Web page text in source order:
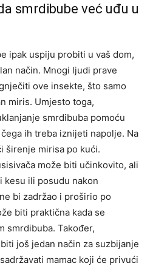
smrdibube već uđu u
ipak uspiju probiti u vaš dom,
način. Mnogi ljudi prave
ove insekte, što samo
miris. Umjesto toga,
smrdibuba pomoću
ih treba iznijeti napolje. Na
širenje mirisa po kući.
može biti učinkovito, ali
kesu ili posudu nakon
bi zadržao i proširio po
biti praktična kada se
smrdibuba. Također,
još jedan način za suzbijanje
mamac koji će privući